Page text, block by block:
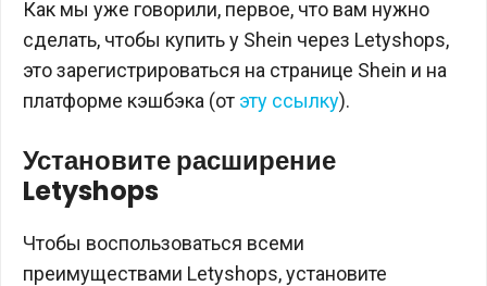
Как мы уже говорили, первое, что вам нужно
сделать, чтобы купить у Shein через Letyshops,
это зарегистрироваться на странице Shein и на
платформе кэшбэка (от эту ссылку).
Установите расширение
Letyshops
Чтобы воспользоваться всеми
преимуществами Letyshops, установите